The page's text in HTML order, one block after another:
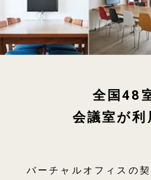
全国48
会議室が利
バーチャルオフィスの